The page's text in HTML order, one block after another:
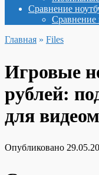
Сравнение
Сравнение
Главная » Files
Игровые
рублей:
для
Опубликовано